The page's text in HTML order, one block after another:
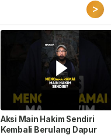
>
Aksi Main Hakim Sendiri
Kembali Berulang Dapur